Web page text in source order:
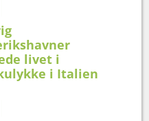
livet i
i Italien